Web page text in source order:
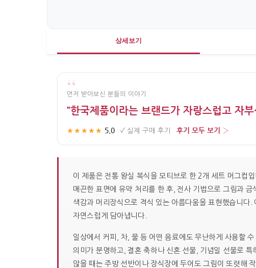
상세보기
“
먼저 받아보신 분들의 이야기
“한국제품이라는 브랜드가 자랑스럽고 자
★★★★★ 5.0 · ✓ 실제 구매 후기 · 후기 모두 보기 ›
이 제품은 전통 왕실 복식을 모티브로 한 2개 세트 머그컵
매끈한 표면에 유약 처리를 한 후, 전사 기법으로 그림과
색감과 머리장식으로 격식 있는 아름다움을 표현했습니다
자연스럽게 담아냅니다.
일상에서 커피, 차, 물 등 어떤 음료에도 무난하게 사용할
의미가 분명하고, 결혼 축하나 신혼 선물, 기념일 선물로
않을 때는 주방 선반이나 장식장에 두어도 그림이 또렷해